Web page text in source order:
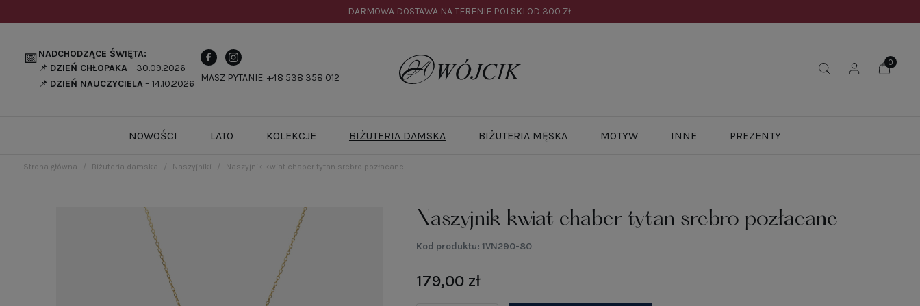
DARMOWA DOSTAWA NA TERENIE POLSKI OD 300 ZŁ
📅NADCHODZĄCE ŚWIĘTA:
📌 DZIEŃ CHŁOPAKA– 30.09.2026
📌 DZIEŃ NAUCZYCIELA– 14.10.2026
MASZ PYTANIE: +48 538 358 012
NOWOŚCI LATO KOLEKCJE BIŻUTERIA DAMSKA BIŻUTERIA MĘSKA MOTYW INNE PREZENTY
Strona główna Biżuteria damska Naszyjniki Naszyjnik kwiat chaber tytan srebro pozłacane
Naszyjnik kwiat chaber tytan srebro pozłacane
Kod produktu: 1VN290-80
179,00 zł